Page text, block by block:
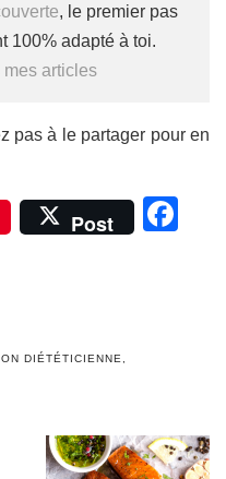
, le premier pas
100% adapté à toi.
articles
pas à le partager pour en
Post
DIÉTÉTICIENNE